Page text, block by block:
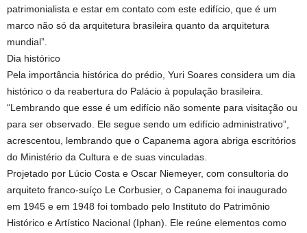
patrimonialista e estar em contato com este edifício, que é um
marco não só da arquitetura brasileira quanto da arquitetura
mundial”.
Dia histórico
Pela importância histórica do prédio, Yuri Soares considera um dia
histórico o da reabertura do Palácio à população brasileira.
“Lembrando que esse é um edifício não somente para visitação ou
para ser observado. Ele segue sendo um edifício administrativo”,
acrescentou, lembrando que o Capanema agora abriga escritórios
do Ministério da Cultura e de suas vinculadas.
Projetado por Lúcio Costa e Oscar Niemeyer, com consultoria do
arquiteto franco-suíço Le Corbusier, o Capanema foi inaugurado
em 1945 e em 1948 foi tombado pelo Instituto do Patrimônio
Histórico e Artístico Nacional (Iphan). Ele reúne elementos como